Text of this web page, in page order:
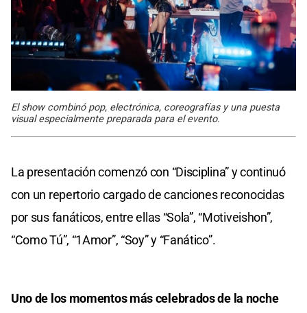
El show combinó pop, electrónica, coreografías y una puesta
visual especialmente preparada para el evento.
La presentación comenzó con “Disciplina” y continuó
con un repertorio cargado de canciones reconocidas
por sus fanáticos, entre ellas “Sola”, “Motiveishon”,
“Como Tú”, “1Amor”, “Soy” y “Fanático”.
Uno de los momentos más celebrados de la noche